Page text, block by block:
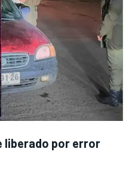
liberado por error